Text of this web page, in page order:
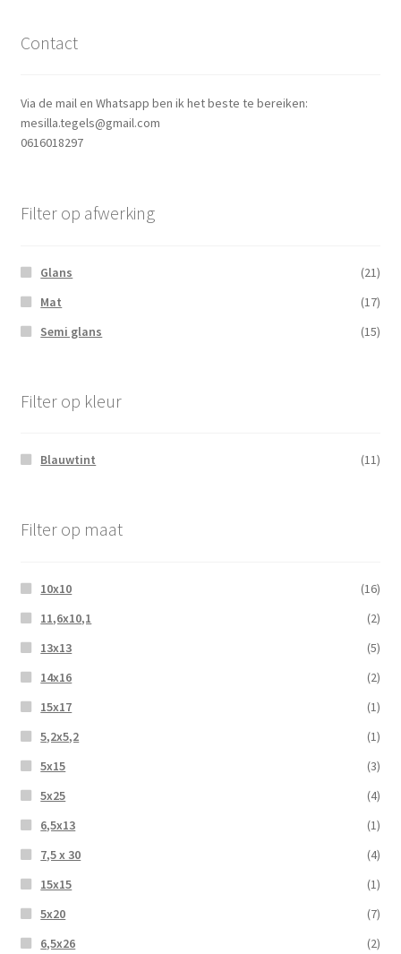
Contact
Via de mail en Whatsapp ben ik het beste te bereiken:
mesilla.tegels@gmail.com
0616018297
Filter op afwerking
Glans
(21)
Mat
(17)
Semi glans
(15)
Filter op kleur
Blauwtint (11)
Filter op maat
10x10
(16)
11,6x10,1
(2)
13x13
(5)
14x16
(2)
15x17
(1)
5,2x5,2
(1)
5x15
(3)
5x25
(4)
6,5x13
(1)
7,5 x 30
(4)
15x15
(1)
5x20
(7)
6,5x26
(2)